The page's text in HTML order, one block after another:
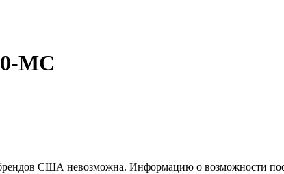
MC
США невозможна. Информацию о возможности